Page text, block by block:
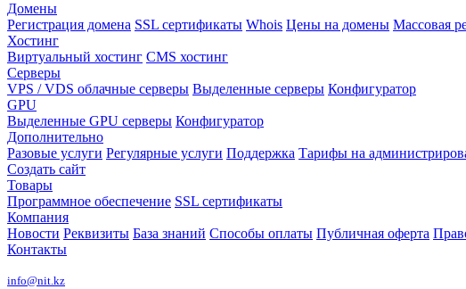
Домены
Регистрация домена SSL сертификаты Whois Цены на домены Массовая
Хостинг
Виртуальный хостинг CMS хостинг
Серверы
VPS / VDS облачные серверы Выделенные серверы Конфигуратор
GPU
Выделенные GPU серверы Конфигуратор
Дополнительно
Разовые услуги Регулярные услуги Поддержка Тарифы на
Создать сайт
Товары
Программное обеспечение SSL сертификаты
Компания
Новости Реквизиты База знаний Способы оплаты Публичная оферта
Контакты
info@nit.kz